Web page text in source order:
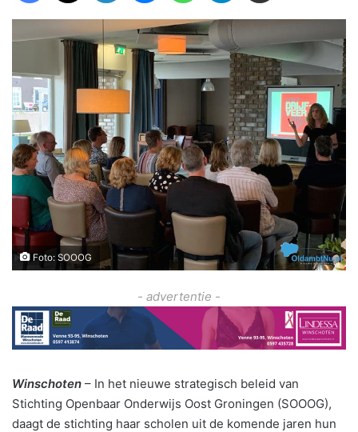
Foto: SOOOG
- advertentie -
Winschoten – In het nieuwe strategisch beleid van
Stichting Openbaar Onderwijs Oost Groningen (SOOOG),
daagt de stichting haar scholen uit de komende jaren hun